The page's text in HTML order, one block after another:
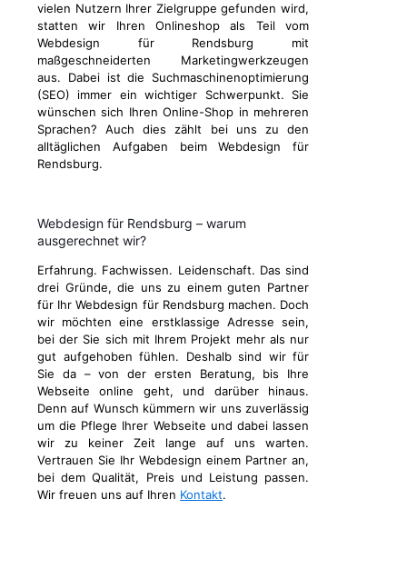
vielen Nutzern Ihrer Zielgruppe gefunden wird,
statten wir Ihren Onlineshop als Teil vom
Webdesign für Rendsburg mit
maßgeschneiderten Marketingwerkzeugen
aus. Dabei ist die Suchmaschinenoptimierung
(SEO) immer ein wichtiger Schwerpunkt. Sie
wünschen sich Ihren Online-Shop in mehreren
Sprachen? Auch dies zählt bei uns zu den
alltäglichen Aufgaben beim Webdesign für
Rendsburg.
Webdesign für Rendsburg – warum
ausgerechnet wir?
Erfahrung. Fachwissen. Leidenschaft. Das sind
drei Gründe, die uns zu einem guten Partner
für Ihr Webdesign für Rendsburg machen. Doch
wir möchten eine erstklassige Adresse sein,
bei der Sie sich mit Ihrem Projekt mehr als nur
gut aufgehoben fühlen. Deshalb sind wir für
Sie da – von der ersten Beratung, bis Ihre
Webseite online geht, und darüber hinaus.
Denn auf Wunsch kümmern wir uns zuverlässig
um die Pflege Ihrer Webseite und dabei lassen
wir zu keiner Zeit lange auf uns warten.
Vertrauen Sie Ihr Webdesign einem Partner an,
bei dem Qualität, Preis und Leistung passen.
Wir freuen uns auf Ihren Kontakt.